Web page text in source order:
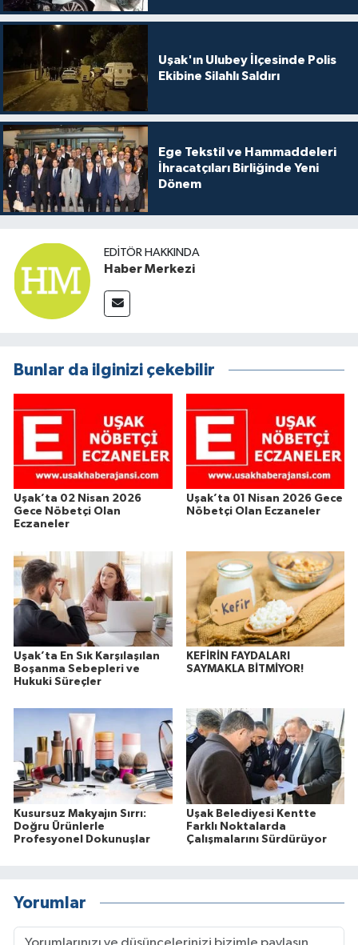
Uşak'ın Ulubey İlçesinde Polis
Ekibine Silahlı Saldırı
Ege Tekstil ve Hammaddeleri
İhracatçıları Birliğinde Yeni
Dönem
EDITÖR HAKKINDA
Haber Merkezi
Bunlar da ilginizi çekebilir
Uşak’ta 02 Nisan 2026
Gece Nöbetçi Olan
Eczaneler
Uşak’ta 01 Nisan 2026 Gece
Nöbetçi Olan Eczaneler
Uşak’ta En Sık Karşılaşılan
Boşanma Sebepleri ve
Hukuki Süreçler
KEFİRİN FAYDALARI
SAYMAKLA BİTMİYOR!
Kusursuz Makyajın Sırrı:
Doğru Ürünlerle
Profesyonel Dokunuşlar
Uşak Belediyesi Kentte
Farklı Noktalarda
Çalışmalarını Sürdürüyor
Yorumlar